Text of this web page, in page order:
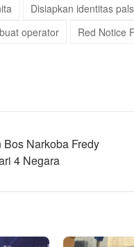
Disiapkan identitas
operator
Red Notice
Narkoba Fredy
4 Negara